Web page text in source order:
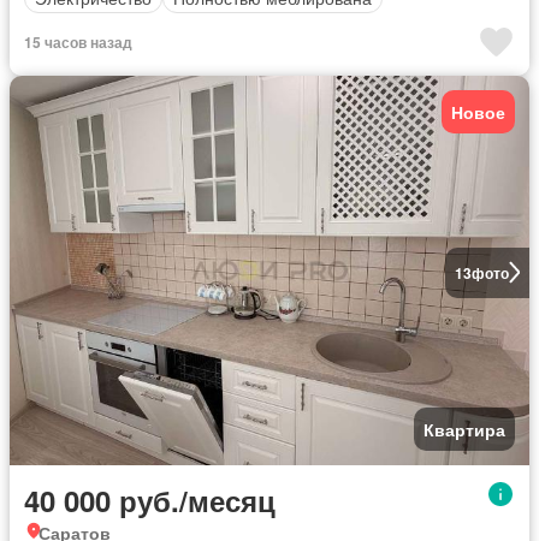
15 часов назад
13фото
Новое
Квартира
40 000 руб./месяц
Саратов